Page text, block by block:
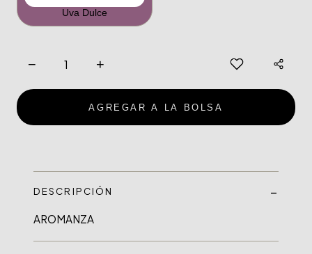
Uva Dulce
− +
AGREGAR A LA BOLSA
DESCRIPCIÓN
AROMANZA